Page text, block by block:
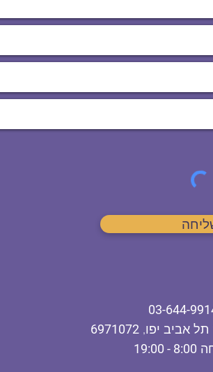
03-644-
תל אביב יפו, 6971072
8:00 - 19:00